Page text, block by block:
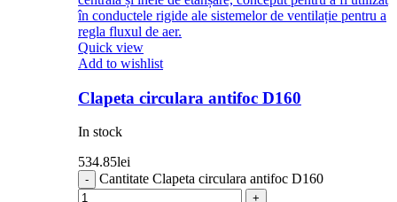
Quick view
Add to wishlist
Clapeta circulara antifoc D160
In stock
534.85lei
Cantitate Clapeta circulara antifoc D160